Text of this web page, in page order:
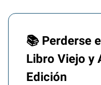
📚 Perderse
Libro Viejo y
Edición